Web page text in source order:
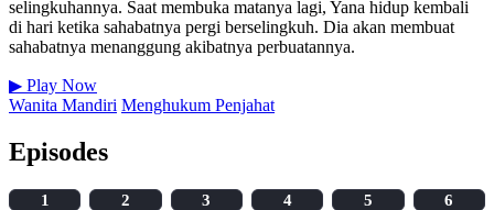
selingkuhannya. Saat membuka matanya lagi, Yana hidup kembali
di hari ketika sahabatnya pergi berselingkuh. Dia akan membuat
sahabatnya menanggung akibatnya perbuatannya.
▶ Play Now
Wanita Mandiri Menghukum Penjahat
Episodes
1 2 3 4 5
6